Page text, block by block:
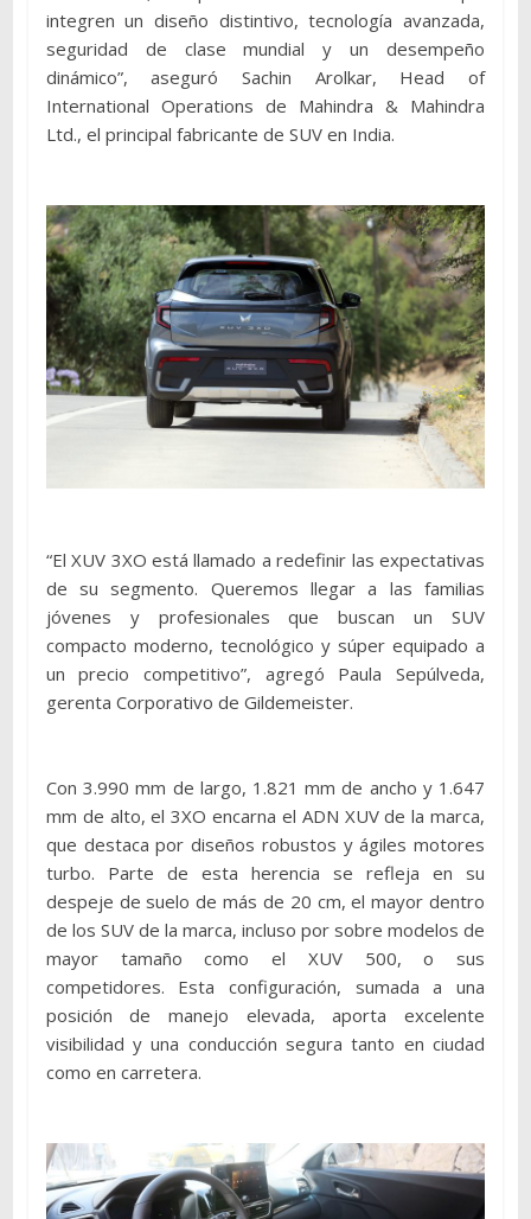
integren un diseño distintivo, tecnología avanzada,
seguridad de clase mundial y un desempeño
dinámico”, aseguró Sachin Arolkar, Head of
International Operations de Mahindra & Mahindra
Ltd., el principal fabricante de SUV en India.
“El XUV 3XO está llamado a redefinir las expectativas
de su segmento. Queremos llegar a las familias
jóvenes y profesionales que buscan un SUV
compacto moderno, tecnológico y súper equipado a
un precio competitivo”, agregó Paula Sepúlveda,
gerenta Corporativo de Gildemeister.
Con 3.990 mm de largo, 1.821 mm de ancho y 1.647
mm de alto, el 3XO encarna el ADN XUV de la marca,
que destaca por diseños robustos y ágiles motores
turbo. Parte de esta herencia se refleja en su
despeje de suelo de más de 20 cm, el mayor dentro
de los SUV de la marca, incluso por sobre modelos de
mayor tamaño como el XUV 500, o sus
competidores. Esta configuración, sumada a una
posición de manejo elevada, aporta excelente
visibilidad y una conducción segura tanto en ciudad
como en carretera.